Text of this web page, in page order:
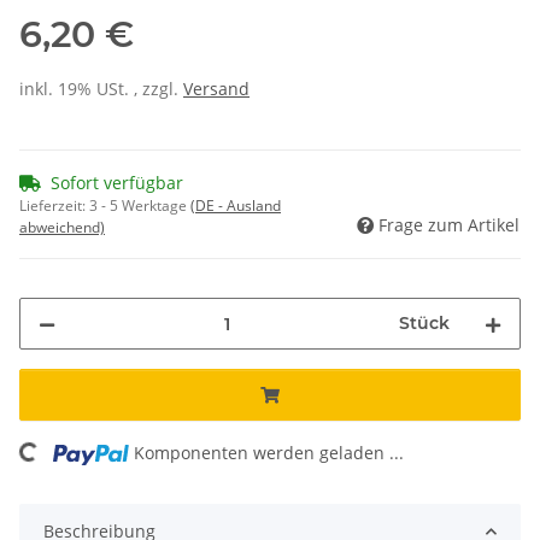
6,20 €
inkl. 19% USt. , zzgl. Versand
Sofort verfügbar
Lieferzeit:3 - 5 Werktage (DE - Ausland
abweichend)
Frage zum Artikel
Stück
Loading... Komponenten werden geladen ...
Beschreibung